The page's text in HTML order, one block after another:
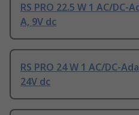
RS PRO 22.5 W 1 AC/
A, 9V dc
RS PRO 24 W 1 AC/DC-
24V dc